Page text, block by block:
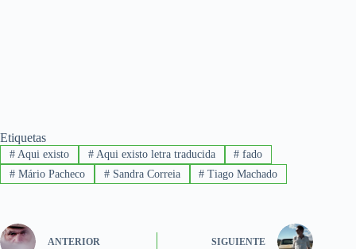
Etiquetas
#Aqui existo #Aqui existo letra traducida # fado
#Mário Pacheco #Sandra Correia # Tiago Machado
ANTERIOR SIGUIENTE